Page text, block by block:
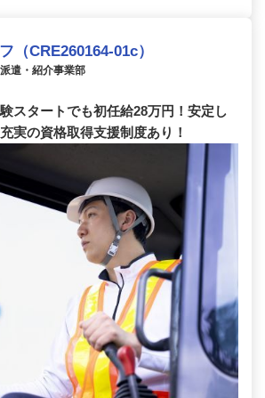
（CRE260164-01c）
遣・紹介事業部
スタートでも初任給28万円！安定し
実の資格取得支援制度あり！